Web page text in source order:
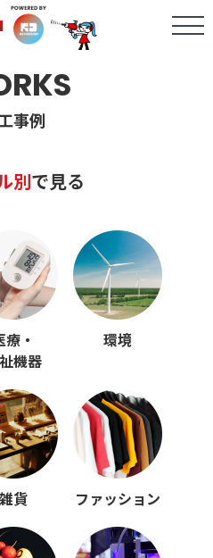
事例
別で見る
療・
機器
環境
雑貨 ファッション